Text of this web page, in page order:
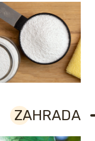
ZAHRADA